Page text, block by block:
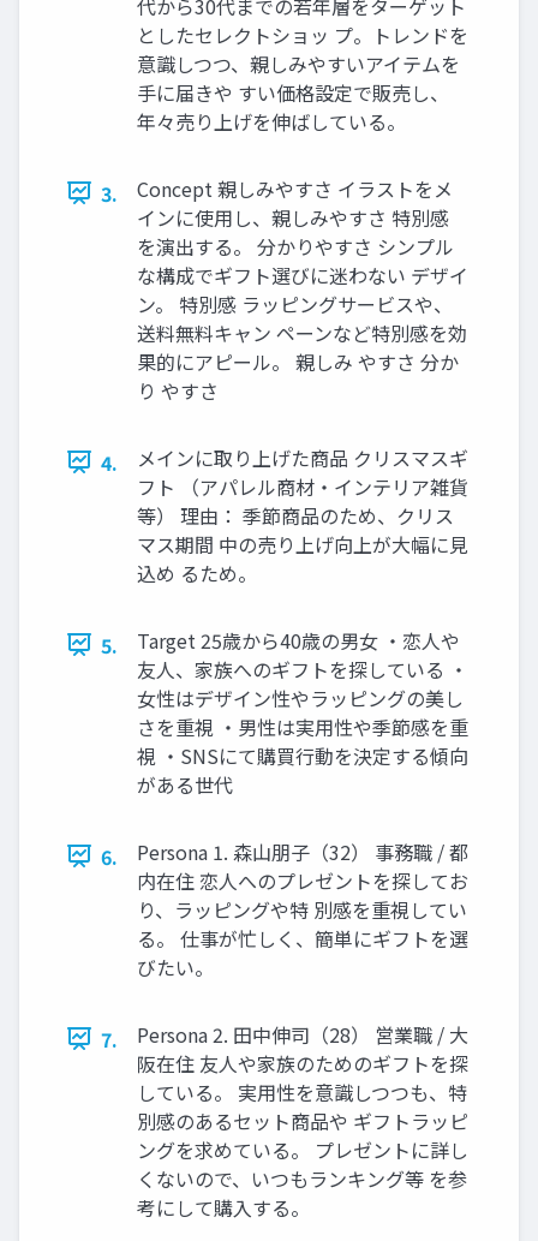
としたセレクトショッ プ。トレンドを
意識しつつ、親しみやすいアイテムを
手に届きや すい価格設定で販売し、
年々売り上げを伸ばしている。
3.
Concept 親しみやすさ イラストをメ
インに使用し、親しみやすさ 特別感
を演出する。 分かりやすさ シンプル
な構成でギフト選びに迷わない デザイ
ン。 特別感 ラッピングサービスや、
送料無料キャン ペーンなど特別感を効
果的にアピール。 親しみ やすさ 分か
り やすさ
4.
メインに取り上げた商品 クリスマスギ
フト （アパレル商材・インテリア雑貨
等） 理由： 季節商品のため、クリス
マス期間 中の売り上げ向上が大幅に見
込め るため。
5.
Target 25歳から40歳の男女 ・恋人や
友人、家族へのギフトを探している ・
女性はデザイン性やラッピングの美し
さを重視 ・男性は実用性や季節感を重
視 ・SNSにて購買行動を決定する傾向
がある世代
6.
Persona 1. 森山朋子（32） 事務職 / 都
内在住 恋人へのプレゼントを探してお
り、ラッピングや特 別感を重視してい
る。 仕事が忙しく、簡単にギフトを選
びたい。
7.
Persona 2. 田中伸司（28） 営業職 / 大
阪在住 友人や家族のためのギフトを探
している。 実用性を意識しつつも、特
別感のあるセット商品や ギフトラッピ
ングを求めている。 プレゼントに詳し
くないので、いつもランキング等 を参
考にして購入する。